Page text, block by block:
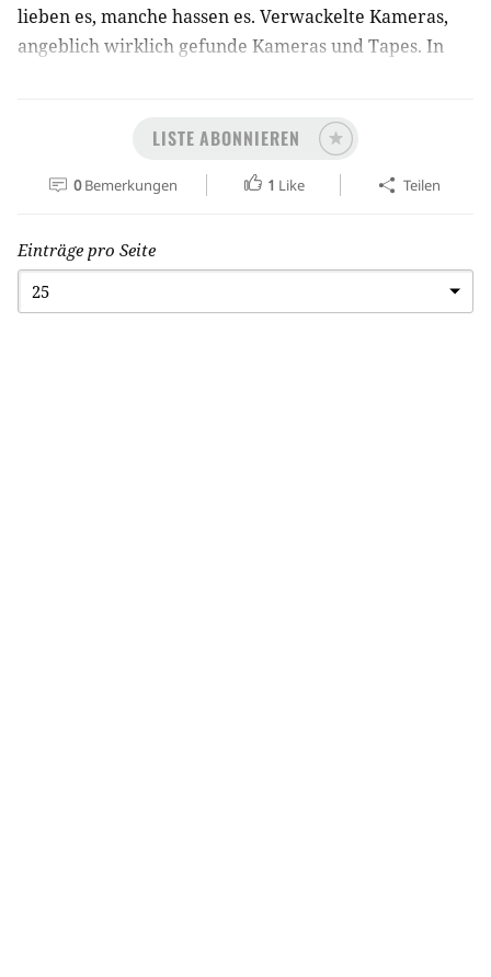
lieben es, manche hassen es. Verwackelte Kameras,
angeblich wirklich gefunde Kameras und Tapes. In
LISTE ABONNIEREN
0 Bemerkungen 1 Like Teilen
Einträge pro Seite